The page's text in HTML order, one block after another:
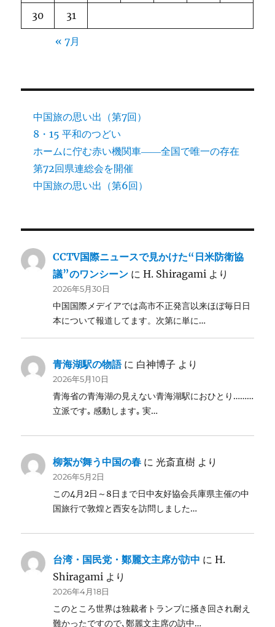
30 31
« 7月
中国旅の思い出（第7回）
8・15 平和のつどい
ホームに佇む赤い機関車――全国で唯一の存在
第72回県連総会を開催
中国旅の思い出（第6回）
CCTV国際ニュースで見かけた“日米防衛協
議”のワンシーン にH. Shiragami より
2026年5月30日
中国国際メデイアでは高市不正発言以来ほぼ毎日日
本について報道してます。次第に単に…
青海湖駅の物語に 白神博子 より
2026年5月10日
青海省の青海湖の見えない青海湖駅におひとり………
立派です｡ 感動します｡ 実…
柳絮が舞う中国の春 に光斎直樹 より
2026年5月2日
この4月2日～8日まで日中友好協会兵庫県主催の中
国旅行で敦煌と西安を訪問しました…
台湾・国民党・鄭麗文主席が訪中 にH.
Shiragami より
2026年4月18日
このところ世界は独裁者トランプに掻き回され耐え
難かったですので､鄭麗文主席の訪中…